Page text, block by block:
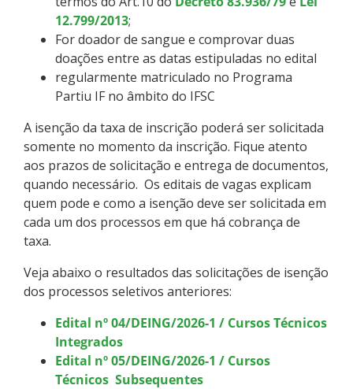
12.799/2013;
For doador de sangue e comprovar duas
doações entre as datas estipuladas no edital
regularmente matriculado no Programa
Partiu IF no âmbito do IFSC
A isenção da taxa de inscrição poderá ser solicitada
somente no momento da inscrição. Fique atento
aos prazos de solicitação e entrega de documentos,
quando necessário. Os editais de vagas explicam
quem pode e como a isenção deve ser solicitada em
cada um dos processos em que há cobrança de
taxa.
Veja abaixo o resultados das solicitações de isenção
dos processos seletivos anteriores:
Edital nº 04/DEING/2026-1 / Cursos Técnicos
Integrados
Edital nº 05/DEING/2026-1 / Cursos
Técnicos Subsequentes